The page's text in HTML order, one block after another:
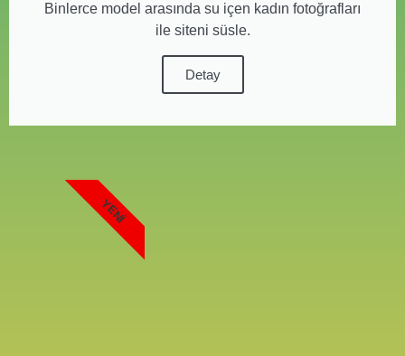
Binlerce model arasında su içen kadın fotoğrafları
ile siteni süsle.
Detay
YENI